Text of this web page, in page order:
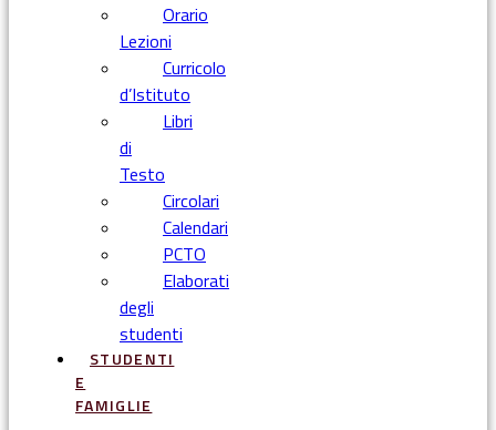
Orario
Lezioni
Curricolo
d’Istituto
Libri
di
Testo
Circolari
Calendari
PCTO
Elaborati
degli
studenti
STUDENTI
E
FAMIGLIE